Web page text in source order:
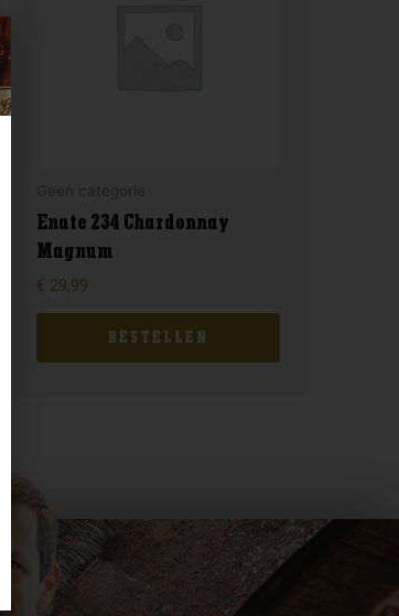
Enate 234 Chardonnay
Magnum
€ 29,99
BESTELLEN